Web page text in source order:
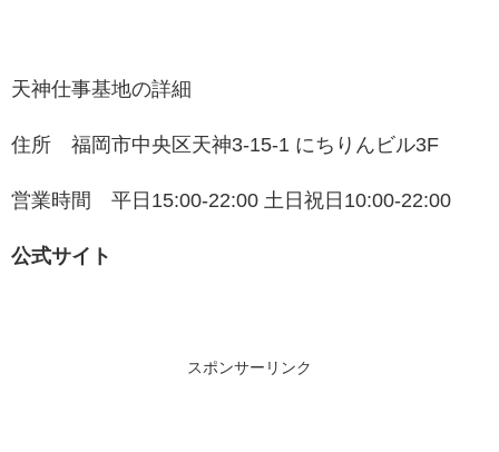
天神仕事基地の詳細
住所 福岡市中央区天神3-15-1 にちりんビル3F
営業時間 平日15:00-22:00 土日祝日10:00-22:00
公式サイト
スポンサーリンク